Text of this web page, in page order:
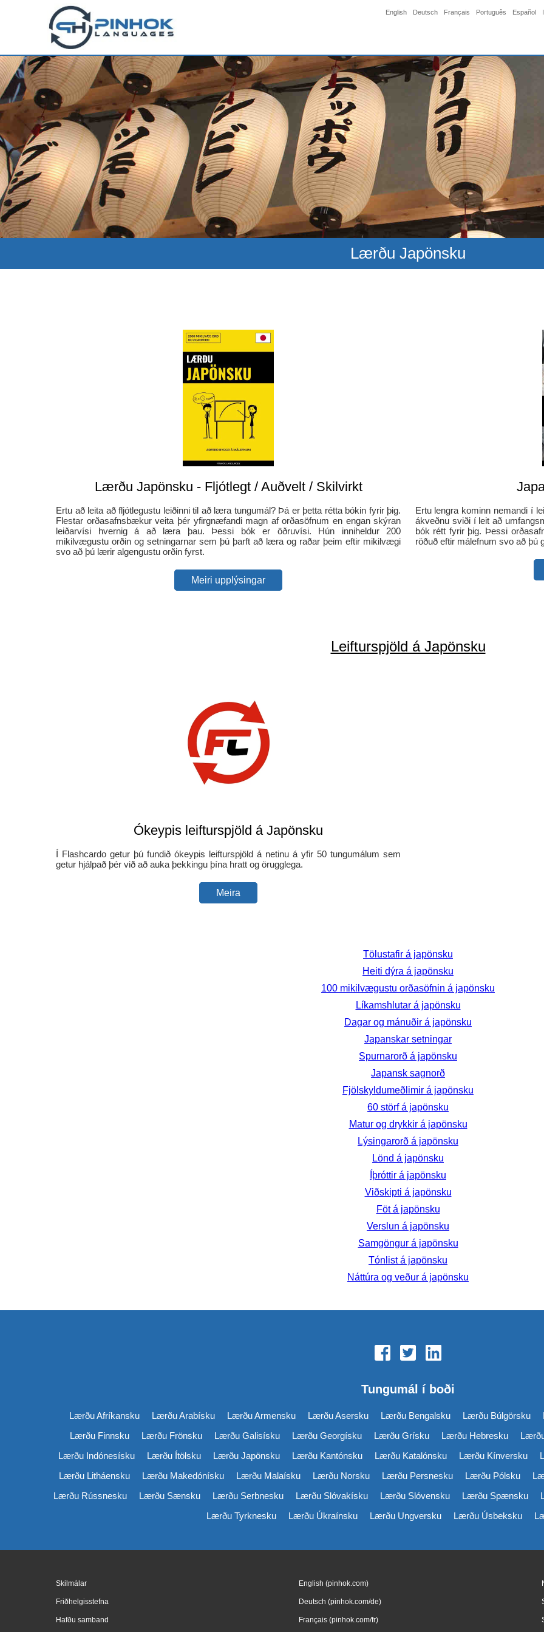
English Deutsch Français Português Español
Lærðu Japönsku
Lærðu Japönsku - Fljótlegt / Auðvelt / Skilvirkt
Ertu að leita að fljótlegustu leiðinni til að læra tungumál? Þá er þetta rétta bókin fyrir þig.
Flestar orðasafnsbækur veita þér yfirgnæfandi magn af orðasöfnum en engan skýran
leiðarvísi hvernig á að læra þau. Þessi bók er öðruvísi. Hún inniheldur 200
mikilvægustu orðin og setningarnar sem þú þarft að læra og raðar þeim eftir mikilvægi
svo að þú lærir algengustu orðin fyrst.
Meiri upplýsingar
Ertu lengra kominn nemandi í
ákveðnu sviði í leit að
bók rétt fyrir þig. Þessi
röðuð eftir málefnum svo að þú
Leifturspjöld á Japönsku
Ókeypis leifturspjöld á Japönsku
Í Flashcardo getur þú fundið ókeypis leifturspjöld á netinu á yfir 50 tungumálum sem
getur hjálpað þér við að auka þekkingu þína hratt og örugglega.
Meira
Tölustafir á japönsku
Heiti dýra á japönsku
100 mikilvægustu orðasöfnin á japönsku
Líkamshlutar á japönsku
Dagar og mánuðir á japönsku
Japanskar setningar
Spurnarorð á japönsku
Japansk sagnorð
Fjölskyldumeðlimir á japönsku
60 störf á japönsku
Matur og drykkir á japönsku
Lýsingarorð á japönsku
Lönd á japönsku
Íþróttir á japönsku
Viðskipti á japönsku
Föt á japönsku
Verslun á japönsku
Samgöngur á japönsku
Tónlist á japönsku
Náttúra og veður á japönsku
Tungumál í boði
Lærðu Afríkansku Lærðu Arabísku Lærðu Armensku Lærðu Asersku Lærðu Bengalsku Lærðu Búlgörsku
Lærðu Finnsku
Lærðu Frönsku Lærðu Galisísku Lærðu Georgísku Lærðu Grísku Lærðu Hebresku
Lærðu Indónesísku
Lærðu Ítölsku Lærðu Japönsku Lærðu Kantónsku Lærðu Katalónsku Lærðu Kínversku
Lærðu Litháensku
Lærðu Makedónísku Lærðu Malaísku Lærðu Norsku Lærðu Persnesku Lærðu Pólsku
Lærðu Rússnesku
Lærðu Sænsku Lærðu Serbnesku Lærðu Slóvakísku Lærðu Slóvensku Lærðu Spænsku
Lærðu Tyrknesku
Lærðu Úkraínsku Lærðu Ungversku Lærðu Úsbeksku
Skilmálar
Friðhelgisstefna
Hafðu samband
English (pinhok.com)
Deutsch (pinhok.com/de)
Français (pinhok.com/fr)